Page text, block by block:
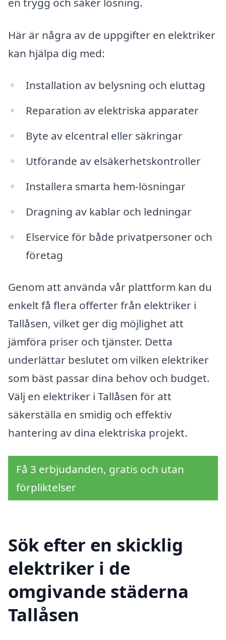
Här är några av de uppgifter en elektriker
kan hjälpa dig med:
Installation av belysning och eluttag
Reparation av elektriska apparater
Byte av elcentral eller säkringar
Utförande av elsäkerhetskontroller
Installera smarta hem-lösningar
Dragning av kablar och ledningar
Elservice för både privatpersoner och
företag
Genom att använda vår plattform kan du
enkelt få flera offerter från elektriker i
Tallåsen, vilket ger dig möjlighet att
jämföra priser och tjänster. Detta
underlättar beslutet om vilken elektriker
som bäst passar dina behov och budget.
Välj en elektriker i Tallåsen för att
säkerställa en smidig och effektiv
hantering av dina elektriska projekt.
Få 3 erbjudanden, gratis och utan
förpliktelser
Sök efter en skicklig
elektriker i de
omgivande städerna
Tallåsen